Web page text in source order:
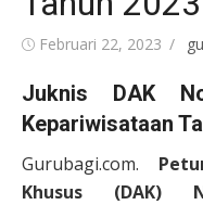
Posted
Februari 22, 2023
Juknis DAK
Kepariwisataan
Gurubagi.com.
Khusus (DAK)